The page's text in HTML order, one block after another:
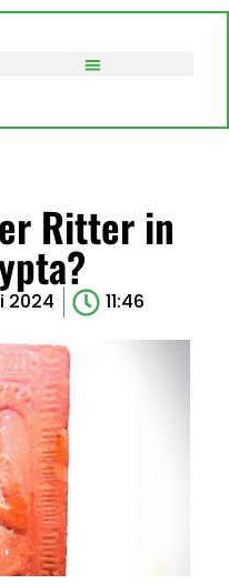
Ritter in
2024 11:46